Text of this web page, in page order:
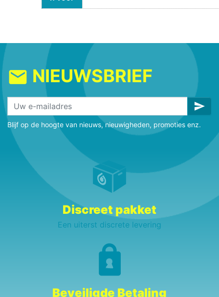
mail NIEUWSBRIEF
send
Blijf op de hoogte van nieuws, nieuwigheden, promoties enz.
Discreet pakket
Een uiterst discrete levering
Beveiligde Betaling